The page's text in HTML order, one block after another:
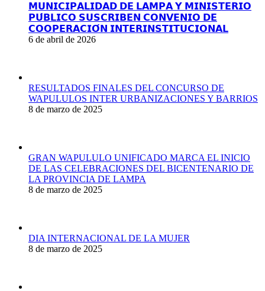
𝗠𝗨𝗡𝗜𝗖𝗜𝗣𝗔𝗟𝗜𝗗𝗔𝗗 𝗗𝗘 𝗟𝗔𝗠𝗣𝗔 𝗬 𝗠𝗜𝗡𝗜𝗦𝗧𝗘𝗥𝗜𝗢
𝗣𝗨́𝗕𝗟𝗜𝗖𝗢 𝗦𝗨𝗦𝗖𝗥𝗜𝗕𝗘𝗡 𝗖𝗢𝗡𝗩𝗘𝗡𝗜𝗢 𝗗𝗘
𝗖𝗢𝗢𝗣𝗘𝗥𝗔𝗖𝗜𝗢́𝗡 𝗜𝗡𝗧𝗘𝗥𝗜𝗡𝗦𝗧𝗜𝗧𝗨𝗖𝗜𝗢𝗡𝗔𝗟
6 de abril de 2026
RESULTADOS FINALES DEL CONCURSO DE
WAPULULOS INTER URBANIZACIONES Y BARRIOS
8 de marzo de 2025
GRAN WAPULULO UNIFICADO MARCA EL INICIO
DE LAS CELEBRACIONES DEL BICENTENARIO DE
LA PROVINCIA DE LAMPA
8 de marzo de 2025
DIA INTERNACIONAL DE LA MUJER
8 de marzo de 2025